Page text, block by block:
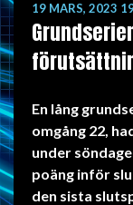
19 MARS, 2023
En lång
omgång 22,
under
poäng inför
den sista